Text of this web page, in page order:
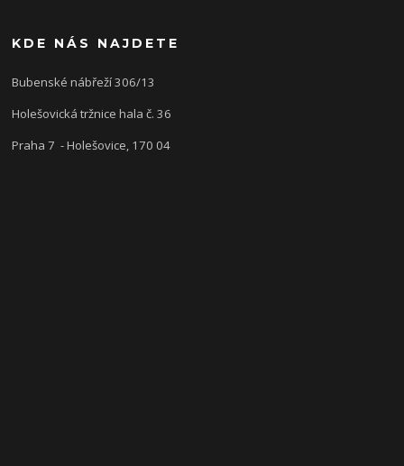
KDE NÁS NAJDETE
Bubenské nábřeží 306/13
Holešovická tržnice hala č. 36
Praha 7 - Holešovice, 170 04